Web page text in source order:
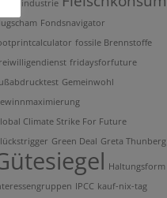
Fondsnavigator
fossile Brennstoffe
fridaysforfuture
Gemeinwohl
Climate Strike For Future
Green Deal Greta Thunberg
Haltungsform
IPCC kauf-nix-tag